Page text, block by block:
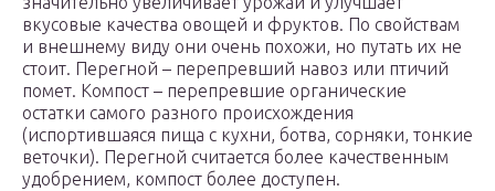
вкусовые качества овощей и фруктов. По свойствам
и внешнему виду они очень похожи, но путать их не
стоит. Перегной – перепревший навоз или птичий
помет. Компост – перепревшие органические
остатки самого разного происхождения
(испортившаяся пища с кухни, ботва, сорняки, тонкие
веточки). Перегной считается более качественным
удобрением, компост более доступен.